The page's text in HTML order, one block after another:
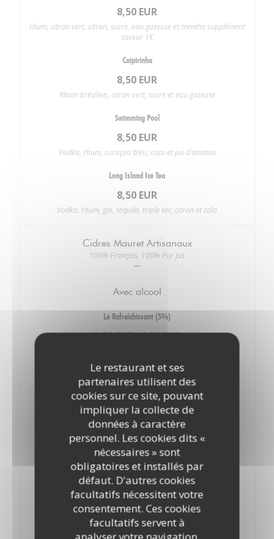
Le restaurant et ses
partenaires utilisent des
cookies sur ce site, pouvant
impliquer la collecte de
données à caractère
personnel. Les cookies dits «
nécessaires » sont
obligatoires et installés par
défaut. D'autres cookies
facultatifs nécessitent votre
consentement. Ces cookies
facultatifs servent à
8,50 EUR
rhum, citron vert, citron, sucre, eau gazeuse et menthe supplément
saveur 1€
Caipirinha
8,50 EUR
Rhum brésilien, citron vert, sucre et eau gazeuse
Swimming Pool
8,50 EUR
Vodka, rhum, curaçao bleu, coco et jus d’ananas
Long Island Ice Tea
8,50 EUR
Vodka, rhum, gin, tequila, triple sec, citron et cola
Cidres Mauret Artisanaux
100% Français, 100% Pur Jus
Avec alcool
Le Rafraîchissant (5%)
5,50 EUR 4,50 EUR
Le Robuste (6.6%)
5,50 EUR
Btll 33 cl
Le Fruité (4.9%)
5,50 EUR
Btll 33 cl
Le Cidre du moment
7,50 EUR
Btll 33 cl
Le Rafraîchissant (5%)